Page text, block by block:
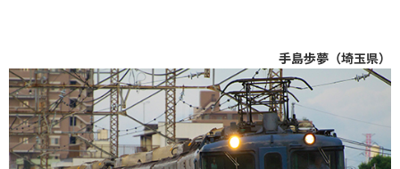
手島歩夢（埼玉県）